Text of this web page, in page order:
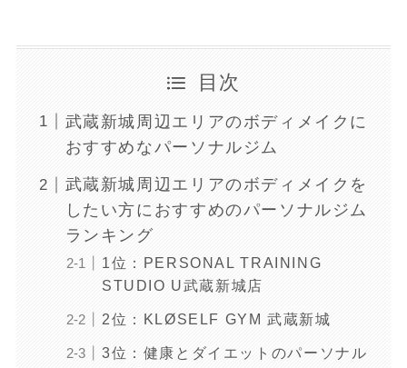
目次
武蔵新城周辺エリアのボディメイクに
おすすめなパーソナルジム
武蔵新城周辺エリアのボディメイクを
したい方におすすめのパーソナルジム
ランキング
1位：PERSONAL TRAINING
STUDIO U武蔵新城店
2位：KLØSELF GYM 武蔵新城
3位：健康とダイエットのパーソナル